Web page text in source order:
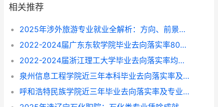
相关推荐
2025年涉外旅游专业就业全解析：方向、前景与选择指南
2022-2024届广东东软学院毕业去向落实率80%-87%，这些专业找工作更顺？
2022-2024届浙江理工大学毕业去向落实率均超96%，就业方向与专业选择指南
泉州信息工程学院近三年本科毕业去向落实率及专业就业前景解析（2022-2024）
呼和浩特民族学院近三年毕业去向落实率及专业就业情况解析（2022-2024）